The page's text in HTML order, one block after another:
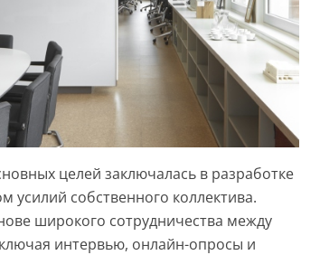
целей заключалась в разработке
усилий собственного коллектива.
широкого сотрудничества между
интервью, онлайн-опросы и